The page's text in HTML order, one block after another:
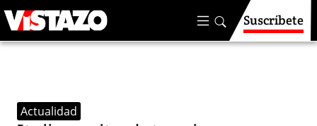
Suscríbete
Actualidad